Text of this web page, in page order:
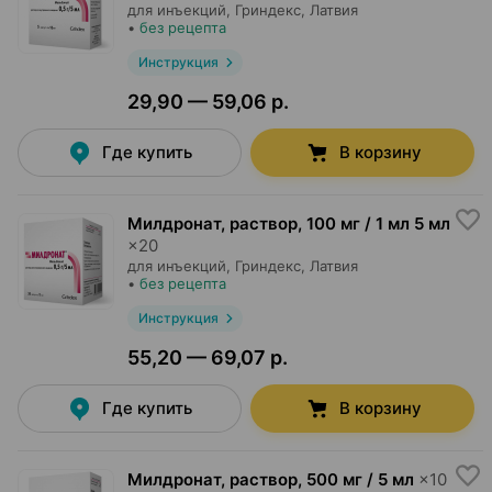
для инъекций, Гриндекс , Латвия
• без рецепта
Инструкция
29,90 — 59,06 р.
Где купить В корзину
Милдронат, раствор, 100 мг / 1 мл 5 мл
×20
для инъекций, Гриндекс , Латвия
• без рецепта
Инструкция
55,20 — 69,07 р.
Где купить В корзину
Милдронат, раствор, 500 мг / 5 мл ×10